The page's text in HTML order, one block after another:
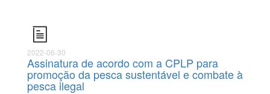
2022-06-30
Assinatura de acordo com a CPLP para
promoção da pesca sustentável e combate à
pesca ilegal